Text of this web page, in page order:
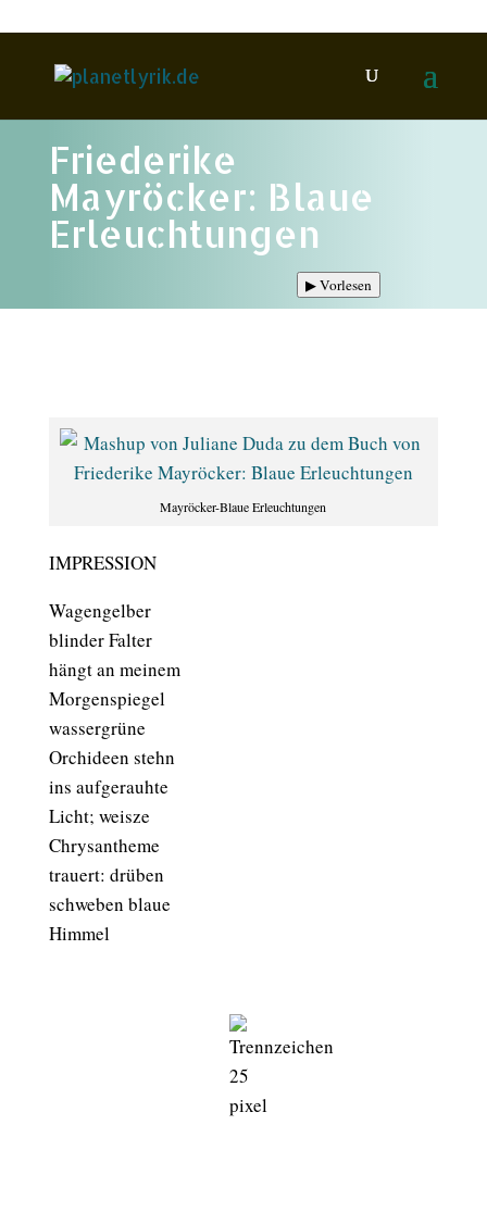
Friederike
Mayröcker: Blaue
Erleuchtungen
▶Vorlesen
Mayröcker-Blaue Erleuchtungen
IMPRESSION
Wagengelber
blinder Falter
hängt an meinem
Morgenspiegel
wassergrüne
Orchideen stehn
ins aufgerauhte
Licht; weisze
Chrysantheme
trauert: drüben
schweben blaue
Himmel